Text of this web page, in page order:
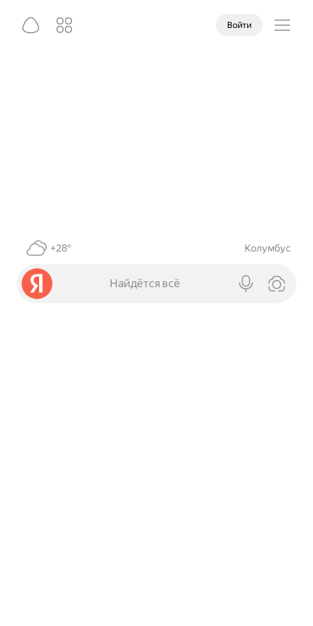
Войти
+28° Колумбус
Найдётся всё